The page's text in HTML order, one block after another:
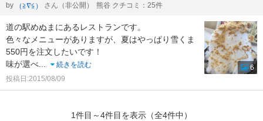
by
（≧∇≦） さん（非公開） 熊谷 クチコミ：25件
道の駅めぬまにあるレストランです。
色々なメニューがありますが、夏はやっぱり雪くま
550円を注文したいです！
味が選べ...
続きを読む
投稿日:2015/08/09
6
1件目～4件目を表示（全4件中）